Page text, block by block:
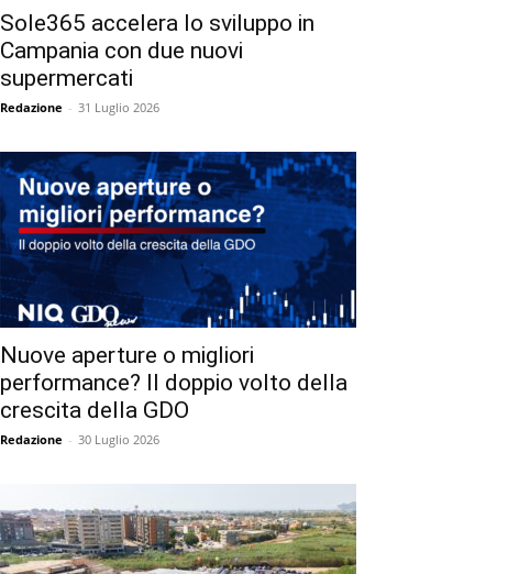
Sole365 accelera lo sviluppo in
Campania con due nuovi
supermercati
Redazione - 31 Luglio 2026
Nuove aperture o migliori
performance? Il doppio volto della
crescita della GDO
Redazione - 30 Luglio 2026